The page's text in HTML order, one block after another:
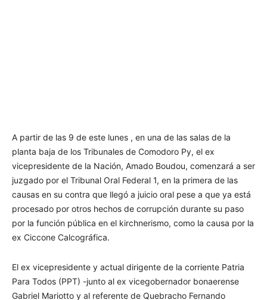
A partir de las 9 de este lunes , en una de las salas de la
planta baja de los Tribunales de Comodoro Py, el ex
vicepresidente de la Nación, Amado Boudou, comenzará a ser
juzgado por el Tribunal Oral Federal 1, en la primera de las
causas en su contra que llegó a juicio oral pese a que ya está
procesado por otros hechos de corrupción durante su paso
por la función pública en el kirchnerismo, como la causa por la
ex Ciccone Calcográfica.
El ex vicepresidente y actual dirigente de la corriente Patria
Para Todos (PPT) -junto al ex vicegobernador bonaerense
Gabriel Mariotto y al referente de Quebracho Fernando